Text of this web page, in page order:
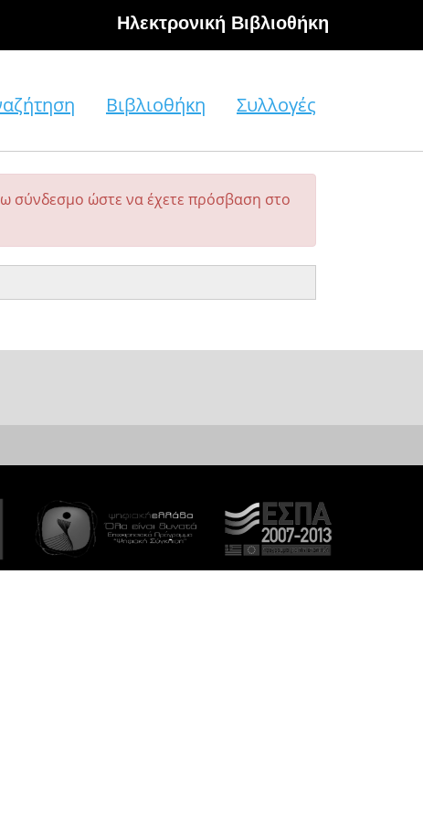
Hλεκτρονική Βιβλιοθήκη
Βιβλιοθήκη Συλλογές
σύνδεσμο ώστε να έχετε πρόσβαση στο